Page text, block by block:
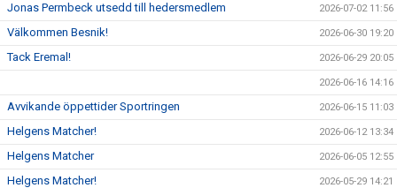
Jonas Permbeck utsedd till hedersmedlem 2026-07-02 11:56
Välkommen Besnik! 2026-06-30 19:20
Tack Eremal! 2026-06-29 20:05
2026-06-16 14:16
Avvikande öppettider Sportringen 2026-06-15 11:03
Helgens Matcher! 2026-06-12 13:34
Helgens Matcher 2026-06-05 12:55
Helgens Matcher! 2026-05-29 14:21